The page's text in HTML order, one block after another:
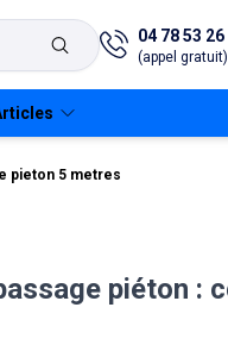
04 78 53 26
(appel gratuit)
pieton 5 metres
piéton :